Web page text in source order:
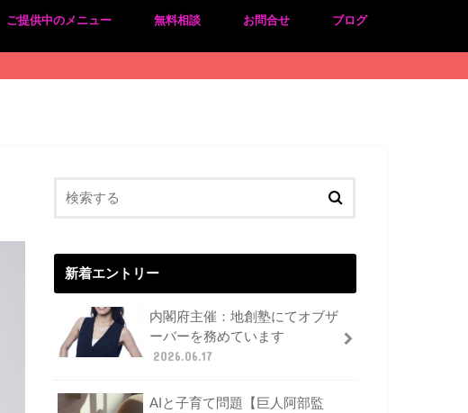
ご提供中のメニュー 無料相談 お問合せ ブログ
新着エントリー
内閣府主催：地創塾にてオブザ
ーバーを務めています
2026.06.17
AIと子育て問題【巨人阿部監